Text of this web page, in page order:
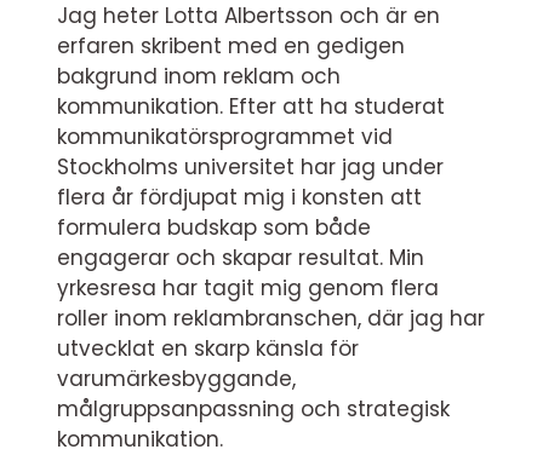
Jag heter Lotta Albertsson och är en
erfaren skribent med en gedigen
bakgrund inom reklam och
kommunikation. Efter att ha studerat
kommunikatörsprogrammet vid
Stockholms universitet har jag under
flera år fördjupat mig i konsten att
formulera budskap som både
engagerar och skapar resultat. Min
yrkesresa har tagit mig genom flera
roller inom reklambranschen, där jag har
utvecklat en skarp känsla för
varumärkesbyggande,
målgruppsanpassning och strategisk
kommunikation.